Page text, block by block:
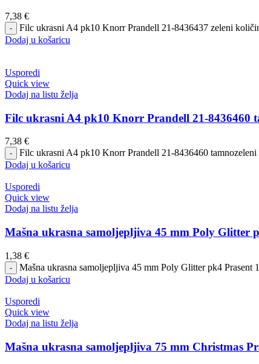
7,38 €
Filc ukrasni A4 pk10 Knorr Prandell 21-8436437 zeleni
Dodaj u košaricu
Usporedi
Quick view
Dodaj na listu želja
Filc ukrasni A4 pk10 Knorr Prandell 21-8436460
7,38 €
Filc ukrasni A4 pk10 Knorr Prandell 21-8436460
Dodaj u košaricu
Usporedi
Quick view
Dodaj na listu želja
Mašna ukrasna samoljepljiva 45 mm Poly Glitter
1,38 €
Mašna ukrasna samoljepljiva 45 mm Poly Glitter pk4 Prasent
Dodaj u košaricu
Usporedi
Quick view
Dodaj na listu želja
Mašna ukrasna samoljepljiva 75 mm Christmas